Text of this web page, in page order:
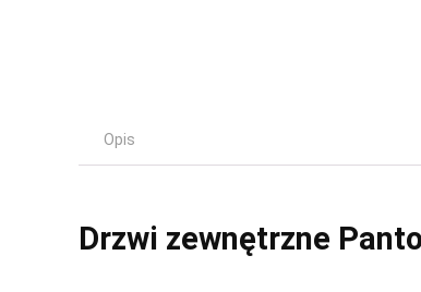
Opis
Drzwi zewnętrzne